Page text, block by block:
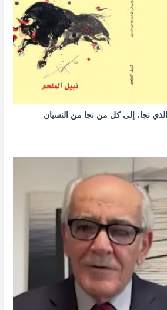
الذي نجا، إلى كل من نجا من النسيان